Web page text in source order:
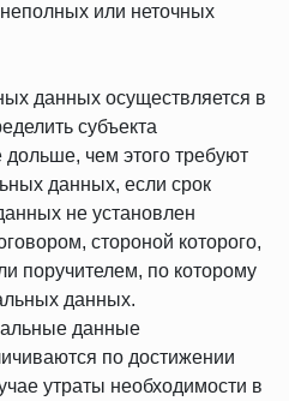
или неточных
данных осуществляется в
субъекта
чем этого требуют
данных, если срок
не установлен
стороной которого,
поручителем, по которому
данных.
данные
по достижении
утраты необходимости в